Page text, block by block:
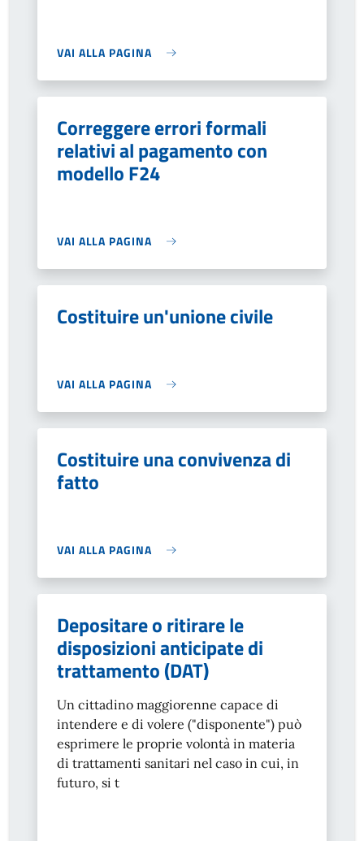
VAI ALLA PAGINA
Correggere errori formali
relativi al pagamento con
modello F24
VAI ALLA PAGINA
Costituire un'unione civile
VAI ALLA PAGINA
Costituire una convivenza di
fatto
VAI ALLA PAGINA
Depositare o ritirare le
disposizioni anticipate di
trattamento (DAT)
Un cittadino maggiorenne capace di
intendere e di volere ("disponente") può
esprimere le proprie volontà in materia
di trattamenti sanitari nel caso in cui, in
futuro, si t